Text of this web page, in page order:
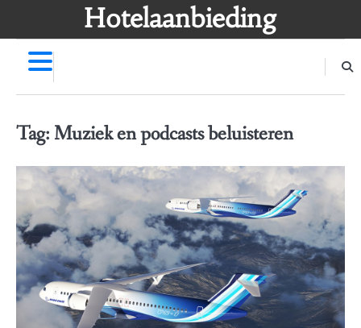
Hotelaanbieding
Tag: Muziek en podcasts beluisteren